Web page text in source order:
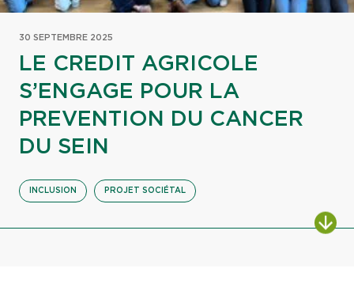
30 SEPTEMBRE 2025
LE CREDIT AGRICOLE
S’ENGAGE POUR LA
PREVENTION DU CANCER
DU SEIN
INCLUSION PROJET SOCIÉTAL